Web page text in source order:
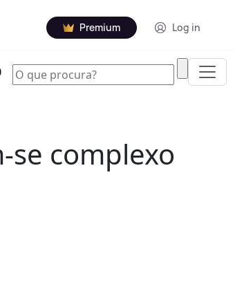
Premium Log in
se complexo